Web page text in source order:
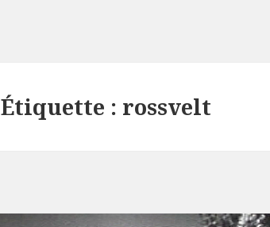
Étiquette : rossvelt